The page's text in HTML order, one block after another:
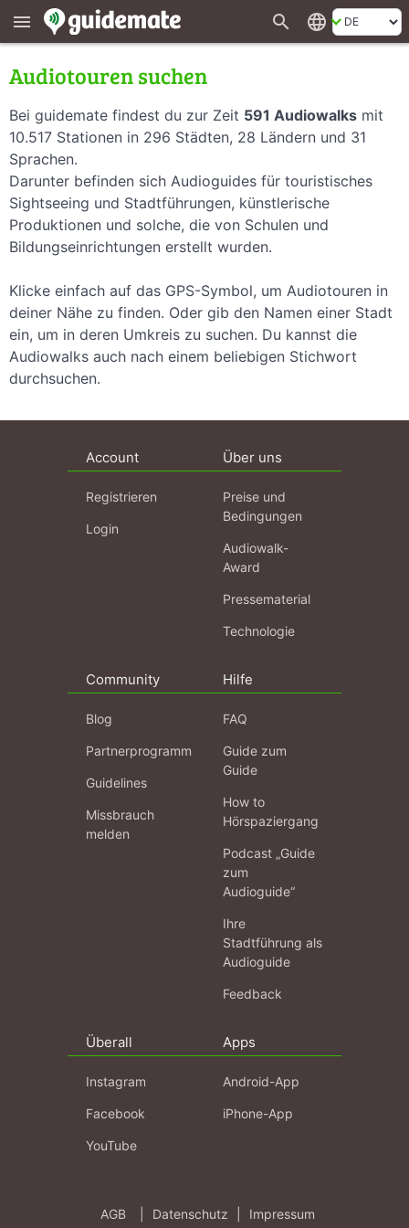
menu search language
Audiotouren suchen
Bei guidemate findest du zur Zeit 591 Audiowalks mit
10.517 Stationen in 296 Städten, 28 Ländern und 31
Sprachen.
Darunter befinden sich Audioguides für touristisches
Sightseeing und Stadtführungen, künstlerische
Produktionen und solche, die von Schulen und
Bildungseinrichtungen erstellt wurden.
Klicke einfach auf das GPS-Symbol, um Audiotouren in
deiner Nähe zu finden. Oder gib den Namen einer Stadt
ein, um in deren Umkreis zu suchen. Du kannst die
Audiowalks auch nach einem beliebigen Stichwort
durchsuchen.
Account
Registrieren
Login
Über uns
Preise und
Bedingungen
Audiowalk-
Award
Pressematerial
Technologie
Community
Blog
Partnerprogramm
Guidelines
Missbrauch
melden
Hilfe
FAQ
Guide zum
Guide
How to
Hörspaziergang
Podcast „Guide
zum
Audioguide“
Ihre
Stadtführung als
Audioguide
Feedback
Überall
Instagram
Facebook
YouTube
Apps
Android-App
iPhone-App
AGB Datenschutz Impressum